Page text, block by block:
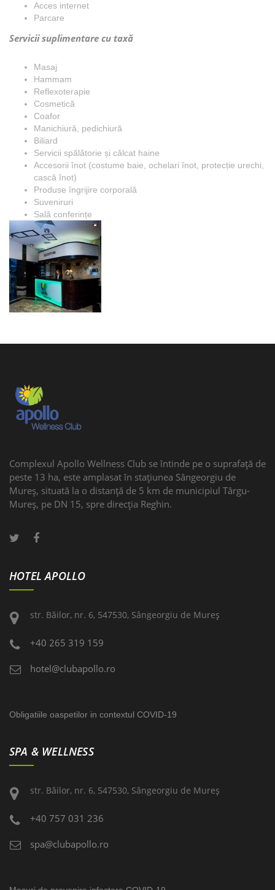
Acces internet
Parcare
Servicii suplimentare cu taxă
Masaj
Hammam
Reflexoterapie
Cosmetică
Coafor
Manichiură, pedichiură
Biliard
Servicii spălătorie și călcat haine
Accesorii înot (costume baie, ochelari înot, protecție urechi,
cască înot)
Produse îngrijire corporală
Suveniruri
Sală conferințe
Complexul Apollo Wellness Club se întinde pe o suprafaţă de
peste 13 ha, este amplasat în stațiunea Sângeorgiu de
Mureş, situată la o distanţă de 5 km de municipiul Târgu-
Mureş, pe DN 15, spre direcţia Reghin.
HOTEL APOLLO
str. Băilor, nr. 6, 547530, Sângeorgiu de Mureş
+40 265 319 159
hotel@clubapollo.ro
Obligatiile oaspetilor in contextul COVID-19
SPA & WELLNESS
str. Băilor, nr. 6, 547530, Sângeorgiu de Mureş
+40 757 031 236
spa@clubapollo.ro